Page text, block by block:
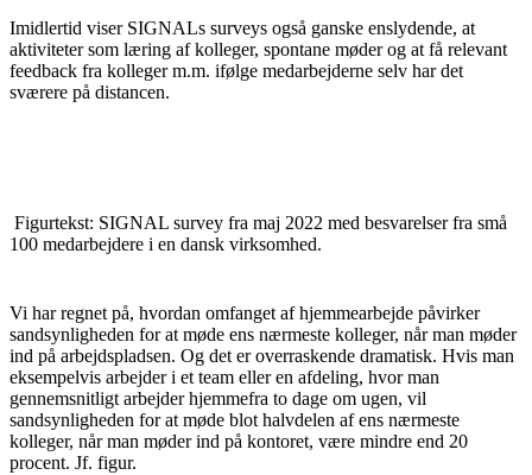
Imidlertid viser SIGNALs surveys også ganske enslydende, at
aktiviteter som læring af kolleger, spontane møder og at få relevant
feedback fra kolleger m.m. ifølge medarbejderne selv har det
sværere på distancen.
Figurtekst: SIGNAL survey fra maj 2022 med besvarelser fra små
100 medarbejdere i en dansk virksomhed.
Vi har regnet på, hvordan omfanget af hjemmearbejde påvirker
sandsynligheden for at møde ens nærmeste kolleger, når man møder
ind på arbejdspladsen. Og det er overraskende dramatisk. Hvis man
eksempelvis arbejder i et team eller en afdeling, hvor man
gennemsnitligt arbejder hjemmefra to dage om ugen, vil
sandsynligheden for at møde blot halvdelen af ens nærmeste
kolleger, når man møder ind på kontoret, være mindre end 20
procent. Jf. figur.